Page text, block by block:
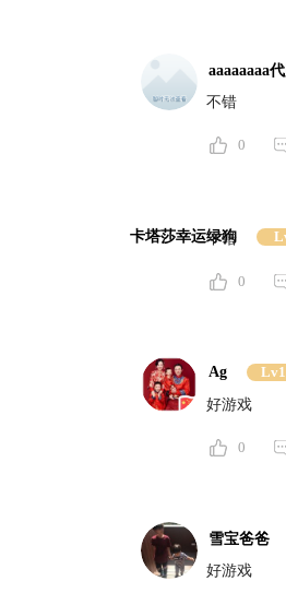
aaaaaaaa
不错
0
卡塔莎幸运绿狗
不错
0
Ag
好游戏
0
雪宝爸爸
好游戏